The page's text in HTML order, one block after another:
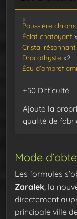
Poussière
Éclat chatoyant
Cristal résonnant
Dracothyste x2
Écu
+50 Difficulté
Ajoute la
qualité de
Mode
Les formules
Zaralek, la
directement
principale ville